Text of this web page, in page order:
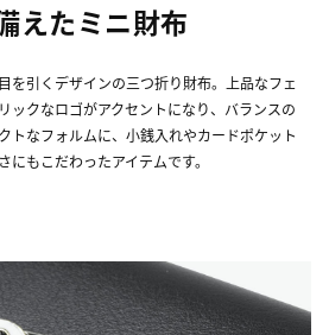
えたミニ財布
を引くデザインの三つ折り財布。上品なフェ
ックなロゴがアクセントになり、バランスの
トなフォルムに、小銭入れやカードポケット
もこだわったアイテムです。